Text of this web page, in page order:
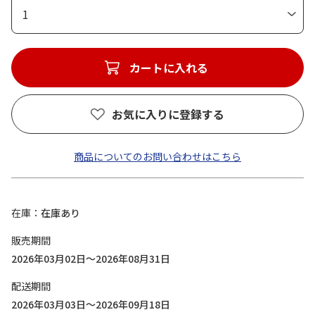
1
カートに入れる
お気に入りに登録する
商品についてのお問い合わせはこちら
在庫
在庫あり
販売期間
2026年03月02日～2026年08月31日
配送期間
2026年03月03日～2026年09月18日